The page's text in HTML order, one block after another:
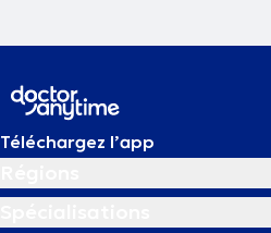
Téléchargez l’app